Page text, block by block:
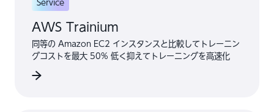
Service
AWS Trainium
同等の Amazon EC2 インスタンスと比較してトレーニン
グコストを最大 50% 低く抑えてトレーニングを高速化